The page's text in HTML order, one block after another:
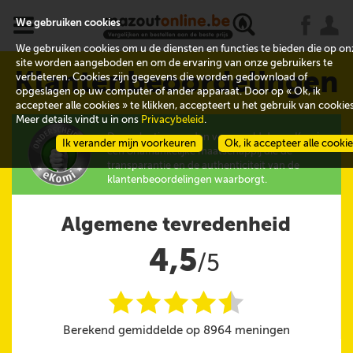
x
Klantenbeoordelingen
De evaluaties worden verzameld door eKomi,
een onafhankelijke maatschappij die de
transparantie en de authenticiteit van de
klantenbeoordelingen waarborgt.
Algemene tevredenheid
4,5/5
iiiii
@
Berekend gemiddelde op 8964 meningen
We gebruiken cookies
We gebruiken cookies om u de diensten en functies te bieden die op
site worden aangeboden en om de ervaring van onze gebruikers te
verbeteren. Cookies zijn gegevens die worden gedownload of
opgeslagen op uw computer of ander apparaat. Door op « Ok, ik
accepteer alle cookies » te klikken, accepteert u het gebruik van
Meer details vindt u in ons Privacybeleid .
Ok, ik accepteer alle
Ik verander mijn voorkeuren